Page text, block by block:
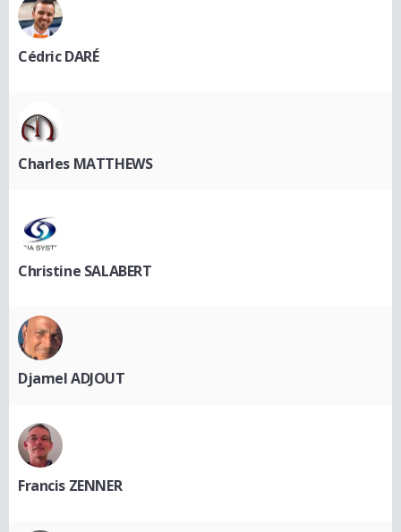
Cédric DARÉ
Charles MATTHEWS
Christine SALABERT
Djamel ADJOUT
Francis ZENNER